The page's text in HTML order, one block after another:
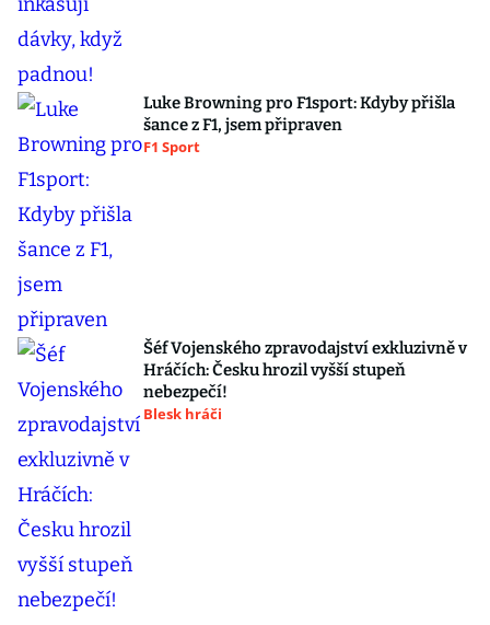
Luke Browning pro F1sport: Kdyby přišla
šance z F1, jsem připraven
F1 Sport
Šéf Vojenského zpravodajství exkluzivně v
Hráčích: Česku hrozil vyšší stupeň
nebezpečí!
Blesk hráči